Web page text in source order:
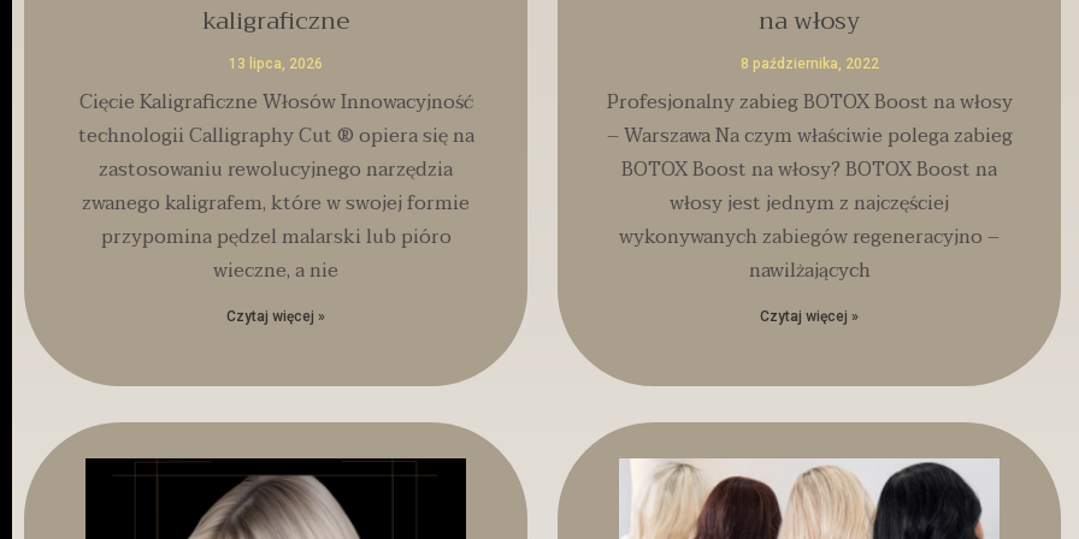
kaligraficzne
13 lipca, 2026
Cięcie Kaligraficzne Włosów Innowacyjność
technologii Calligraphy Cut ® opiera się na
zastosowaniu rewolucyjnego narzędzia
zwanego kaligrafem, które w swojej formie
przypomina pędzel malarski lub pióro
wieczne, a nie
Czytaj więcej »
na włosy
8 października, 2022
Profesjonalny zabieg BOTOX Boost na włosy
– Warszawa Na czym właściwie polega zabieg
BOTOX Boost na włosy? BOTOX Boost na
włosy jest jednym z najczęściej
wykonywanych zabiegów regeneracyjno –
nawilżających
Czytaj więcej »